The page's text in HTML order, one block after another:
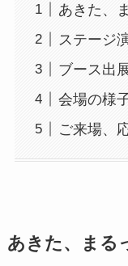
あきた、
ステージ
ブース出
会場の様
ご来場、
あきた、まる